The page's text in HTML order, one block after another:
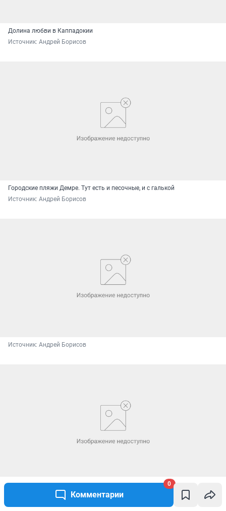
Комментарии
0
Долина любви в Каппадокии
Источник: Андрей Борисов
Городские пляжи Демре. Тут есть и песочные, и с галькой
Источник: Андрей Борисов
Источник: Андрей Борисов
И снова Каппадокия!
Андрей Борисов